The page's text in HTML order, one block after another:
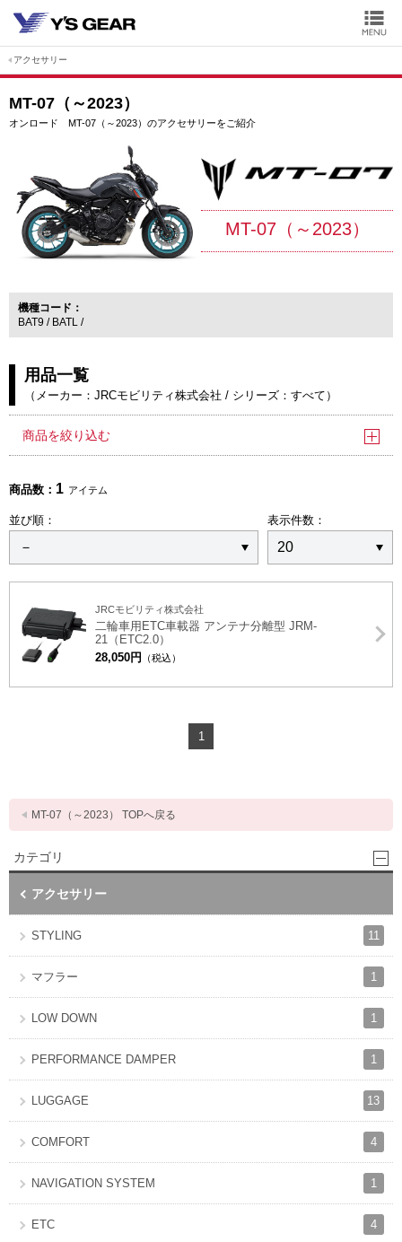
アクセサリー
MT-07（～2023）
オンロード MT-07（～2023）のアクセサリーをご紹介
MT-07（～2023）
機種コード
BAT9
BATL
用品一覧
（ メーカー：JRCモビリティ株式会社 / シリーズ：すべて ）
商品を絞り込む
商品数： 1 アイテム
並び順： 表示件数：
JRCモビリティ株式会社
二輪車用ETC車載器 アンテナ分離型 JRM-
21（ETC2.0）
28,050円
（税込）
1
MT-07（～2023） TOPへ戻る
カテゴリ
アクセサリー
STYLING 11
マフラー 1
LOW DOWN 1
PERFORMANCE DAMPER 1
LUGGAGE 13
COMFORT 4
NAVIGATION SYSTEM 1
ETC 4